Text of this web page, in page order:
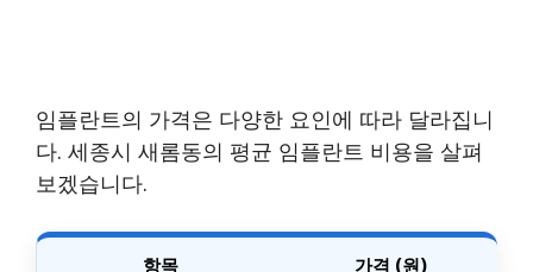
임플란트의 가격은 다양한 요인에 따라 달라집니
다. 세종시 새롬동의 평균 임플란트 비용을 살펴
보겠습니다.
항목 가격 (원)